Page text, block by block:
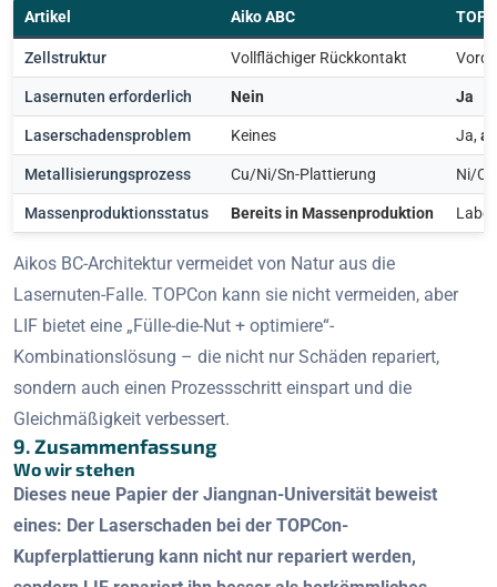
Artikel Aiko ABC
Zellstruktur Vollflächiger Rückkontakt
Lasernuten erforderlich Nein Ja
Laserschadensproblem Keines Ja,
Metallisierungsprozess Cu/Ni/Sn-Plattierung Ni/
Massenproduktionsstatus Bereits in Massenproduktion
Aikos BC-Architektur vermeidet von Natur aus die
Lasernuten-Falle. TOPCon kann sie nicht vermeiden, aber
LIF bietet eine „Fülle-die-Nut + optimiere“-
Kombinationslösung – die nicht nur Schäden repariert,
sondern auch einen Prozessschritt einspart und die
Gleichmäßigkeit verbessert.
9. Zusammenfassung
Wo wir stehen
Dieses neue Papier der Jiangnan-Universität beweist
eines: Der Laserschaden bei der TOPCon-
Kupferplattierung kann nicht nur repariert werden,